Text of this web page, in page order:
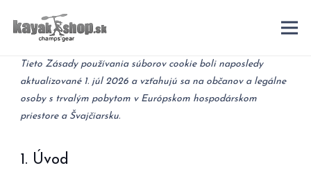
Tieto Zásady používania súborov cookie boli naposledy
aktualizované 1. júl 2026 a vzťahujú sa na občanov a legálne
osoby s trvalým pobytom v Európskom hospodárskom
priestore a Švajčiarsku.
1. Úvod